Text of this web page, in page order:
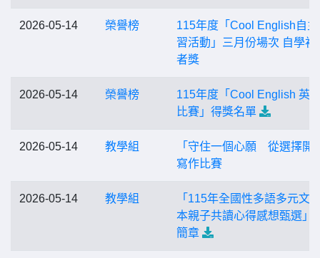
2026-05-14 榮譽榜
115年度「Cool English自
習活動」三月份場次 自學初
者獎
2026-05-14 榮譽榜
115年度「Cool English 英
比賽」得獎名單
2026-05-14 教學組
「守住一個心願 從選擇開
寫作比賽
2026-05-14 教學組
「115年全國性多語多元文
本親子共讀心得感想甄選」
簡章